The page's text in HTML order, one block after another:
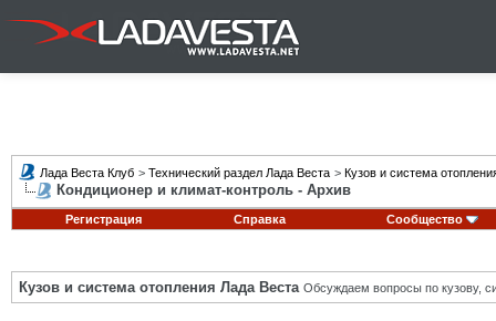
Лада Веста Клуб > Технический раздел Лада Веста > Кузов и система
Кондиционер и климат-контроль - Архив
Регистрация Справка Сообщество
Кузов и система отопления Лада Веста Обсуждаем вопросы по кузову,